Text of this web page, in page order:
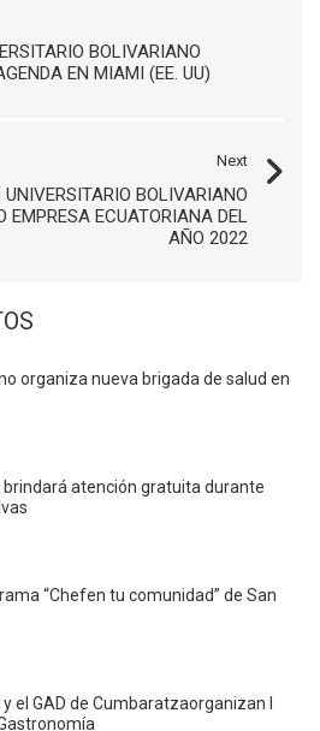
BOLIVARIANO
EN MIAMI (EE. UU)
Next
BOLIVARIANO
EMPRESA ECUATORIANA DEL
AÑO 2022